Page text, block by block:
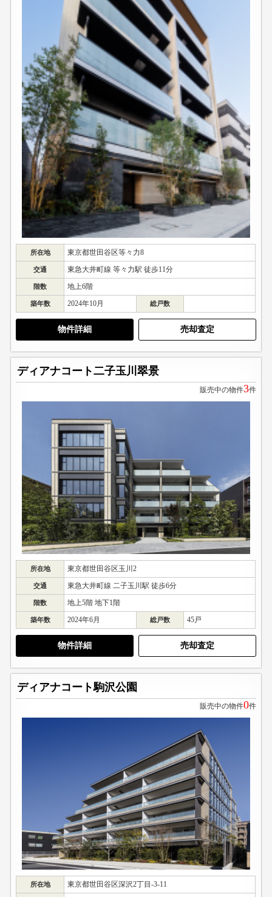
所在地 東京都世田谷区等々力8
交通 東急大井町線 等々力駅 徒歩11分
階数 地上6階
築年数 2024年10月 総戸数
物件詳細 売却査定
ディアナコート二子玉川翠景
販売中の物件3件
所在地 東京都世田谷区玉川2
交通 東急大井町線 二子玉川駅 徒歩6分
階数 地上5階 地下1階
築年数 2024年6月 総戸数 45戸
物件詳細 売却査定
ディアナコート駒沢公園
販売中の物件0件
所在地 東京都世田谷区深沢2丁目-3-11